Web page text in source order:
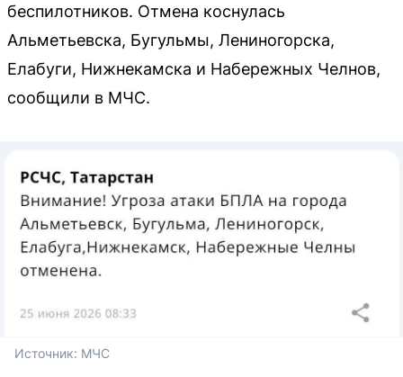
беспилотников. Отмена коснулась
Альметьевска, Бугульмы, Лениногорска,
Елабуги, Нижнекамска и Набережных Челнов,
сообщили в МЧС.
Источник: МЧС